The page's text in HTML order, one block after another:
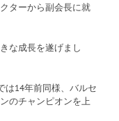
ターから副会長に就
な成長を遂げまし
は14年前同様、バルセ
のチャンピオンを上